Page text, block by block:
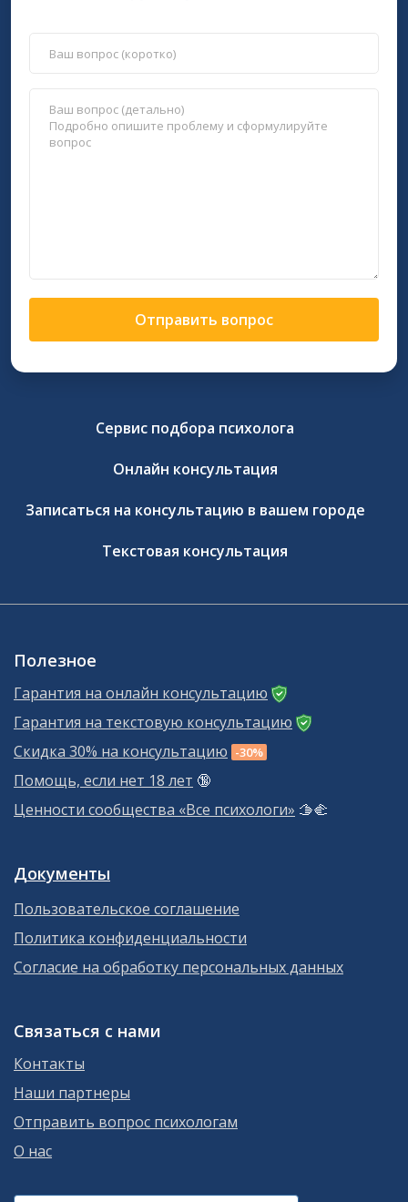
Отправить вопрос
Сервис подбора психолога
Онлайн консультация
Записаться на консультацию в вашем городе
Текстовая консультация
Полезное
Гарантия на онлайн консультацию
Гарантия на текстовую консультацию
Скидка 30% на консультацию -30%
Помощь, если нет 18 лет 🔞
Ценности сообщества «Все психологи» 🫱‍🫲
Документы
Пользовательское соглашение
Политика конфиденциальности
Согласие на обработку персональных данных
Связаться с нами
Контакты
Наши партнеры
Отправить вопрос психологам
О нас